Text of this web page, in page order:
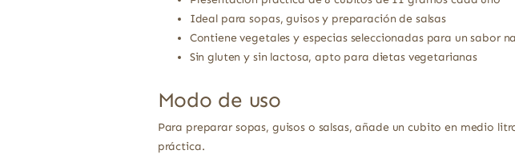
Ideal para sopas, guisos y preparación de salsas
Contiene vegetales y especias seleccionadas para un sabor
Sin gluten y sin lactosa, apto para dietas vegetarianas
Modo de uso
Para preparar sopas, guisos o salsas, añade un cubito en medio
práctica.